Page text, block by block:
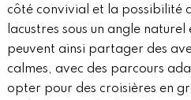
côté convivial et la possibilité
lacustres sous un angle
peuvent ainsi partager des
calmes, avec des parcours
opter pour des croisières en